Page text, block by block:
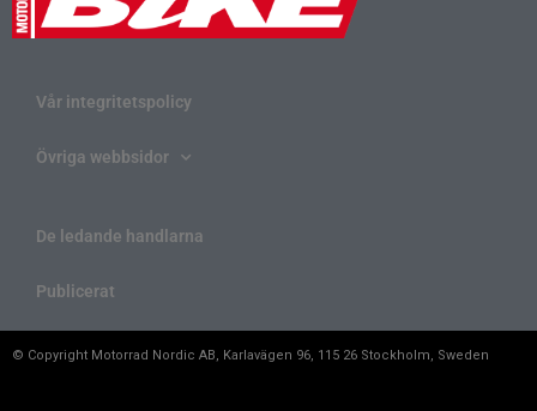
Vår integritetspolicy
Övriga webbsidor
De ledande handlarna
Publicerat
© Copyright Motorrad Nordic AB, Karlavägen 96, 115 26 Stockholm, Sweden